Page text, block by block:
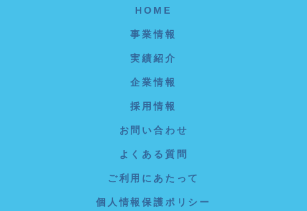
HOME
事業情報
実績紹介
企業情報
採用情報
お問い合わせ
よくある質問
ご利用にあたって
個人情報保護ポリシー